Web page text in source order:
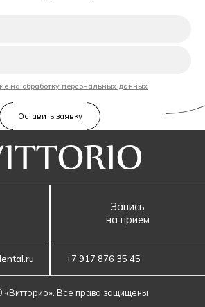
на обработку персональных данных
Запись
на прием
+7 917 876 35 45
Все права защищены